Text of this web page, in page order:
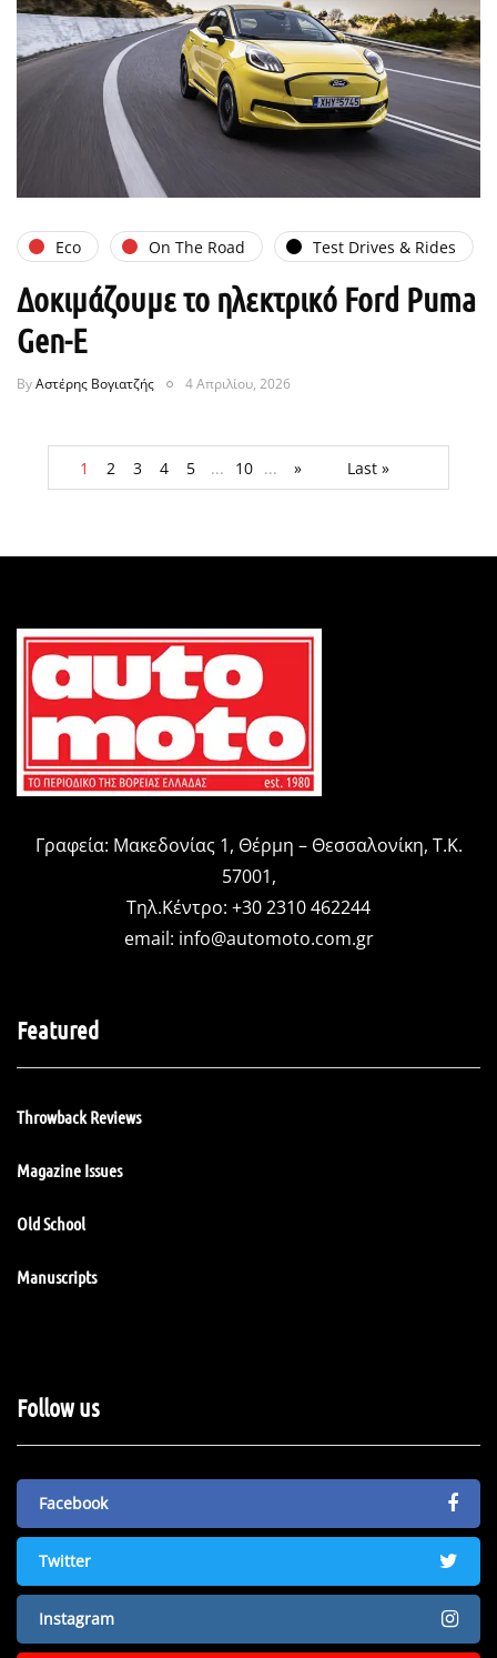
Eco On The Road Test Drives & Rides
Δοκιμάζουμε το ηλεκτρικό Ford Puma
Gen-E
ByΑστέρης Βογιατζής 4 Απριλίου, 2026
1 2 3 4 5 ... 10 ... » Last »
Γραφεία: Μακεδονίας 1, Θέρμη – Θεσσαλονίκη, Τ.Κ.
57001,
Τηλ.Κέντρο: +30 2310 462244
email: info@automoto.com.gr
Featured
Throwback Reviews
Magazine Issues
Old School
Manuscripts
Follow us
Facebook
Twitter
Instagram